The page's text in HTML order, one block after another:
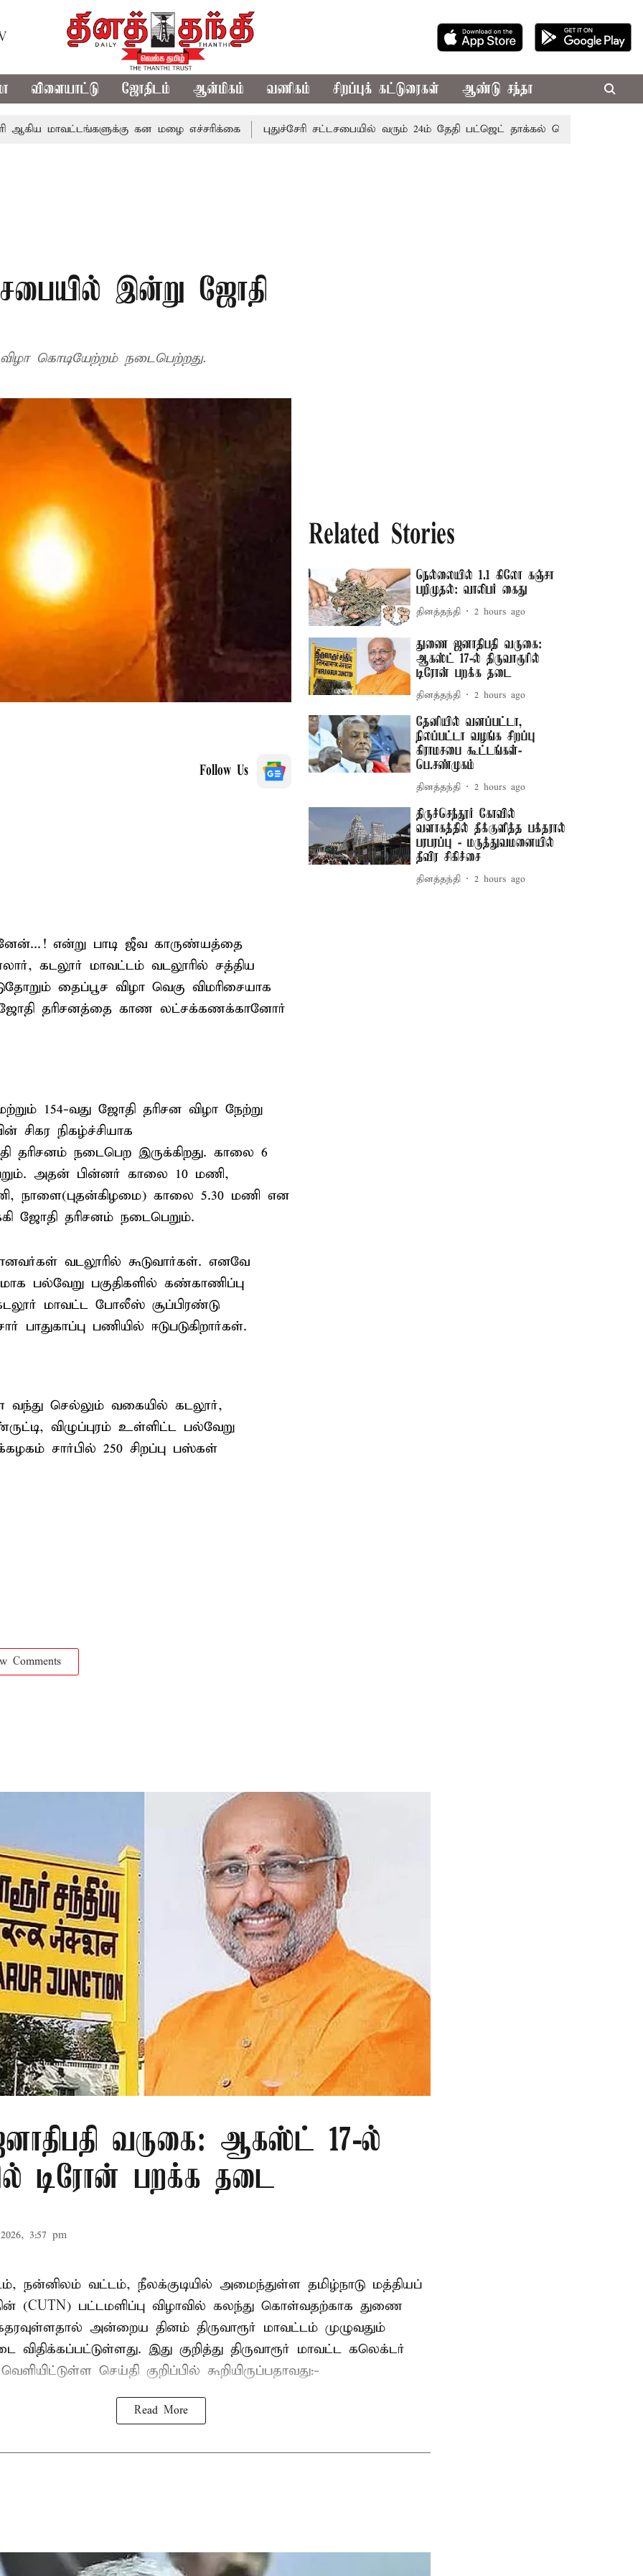
விளையாட்டு ஜோதிடம் ஆன்மிகம் வணிகம் சிறப்புக் கட்டுரைகள் ஆண்டு சந்தா
கன மழை எச்சரிக்கை புதுச்சேரி சட்டசபையில் வரும் 24ம் தேதி பட்ஜெட் தாக்கல் செய்கிறார் முதல்-
இன்று ஜோதி
கொடியேற்றம் நடைபெற்றது.
Follow Us
என்று பாடி ஜீவ காருண்யத்தை
கடலூர் மாவட்டம் வடலூரில் சத்திய
தைப்பூச விழா வெகு விமரிசையாக
தரிசனத்தை காண லட்சக்கணக்கானோர்
154-வது ஜோதி தரிசன விழா நேற்று
சிகர நிகழ்ச்சியாக
தரிசனம் நடைபெற இருக்கிறது. காலை 6
அதன் பின்னர் காலை 10 மணி,
நாளை(புதன்கிழமை) காலை 5.30 மணி என
ஜோதி தரிசனம் நடைபெறும்.
வடலூரில் கூடுவார்கள். எனவே
பல்வேறு பகுதிகளில் கண்காணிப்பு
மாவட்ட போலீஸ் சூப்பிரண்டு
பணியில் ஈடுபடுகிறார்கள்.
செல்லும் வகையில் கடலூர்,
விழுப்புரம் உள்ளிட்ட பல்வேறு
சார்பில் 250 சிறப்பு பஸ்கள்
Comments
Related Stories
நெல்லையில் 1.1 கிலோ கஞ்சா
பறிமுதல்: வாலிபர் கைது
தினத்தந்தி 2 hours ago
துணை ஜனாதிபதி வருகை:
ஆகஸ்ட் 17-ல் திருவாரூரில்
டிரோன் பறக்க தடை
தினத்தந்தி 2 hours ago
தேனியில் வனப்பட்டா,
நிலப்பட்டா வழங்க சிறப்பு
கிராமசபை கூட்டங்கள்-
பெ.சண்முகம்
தினத்தந்தி 2 hours ago
திருச்செந்தூர் கோவில்
வளாகத்தில் தீக்குளித்த பக்தரால்
பரபரப்பு - மருத்துவமனையில்
தீவிர சிகிச்சை
தினத்தந்தி 2 hours ago
வருகை: ஆகஸ்ட் 17-ல்
டிரோன் பறக்க தடை
3:57 pm
நன்னிலம் வட்டம், நீலக்குடியில் அமைந்துள்ள தமிழ்நாடு மத்தியப்
(CUTN) பட்டமளிப்பு விழாவில் கலந்து கொள்வதற்காக துணை
அன்றைய தினம் திருவாரூர் மாவட்டம் முழுவதும்
இது குறித்து திருவாரூர் மாவட்ட கலெக்டர்
செய்தி குறிப்பில் கூறியிருப்பதாவது:-
Read More